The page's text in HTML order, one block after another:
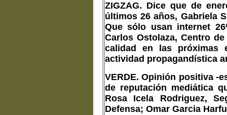
ZIGZAG. Dice que de
últimos 26 años, Gabriela
Que sólo usan internet
Carlos Ostolaza, Centro
calidad en las próximas
actividad propagandística
VERDE. Opinión positiva -
de reputación mediática
Rosa Icela Rodriguez,
Defensa; Omar Garcia